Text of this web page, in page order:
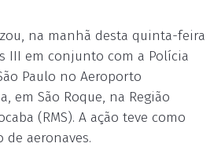
na manhã desta quinta-feira
III em conjunto com a Polícia
Paulo no Aeroporto
em São Roque, na Região
(RMS). A ação teve como
de aeronaves.